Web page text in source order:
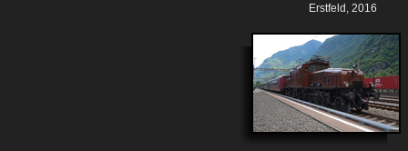
Erstfeld, 2016